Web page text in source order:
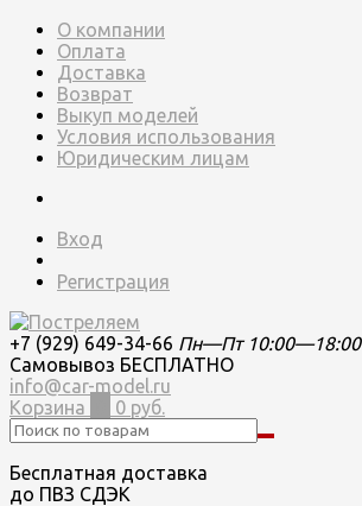
О компании
Оплата
Доставка
Возврат
Выкуп моделей
Условия использования
Юридическим лицам
Вход
Регистрация
+7 (929) 649-34-66 Пн—Пт 10:00—18:00
Самовывоз БЕСПЛАТНО
info@car-model.ru
Корзина
0 руб.
Бесплатная доставка
до ПВЗ СДЭК